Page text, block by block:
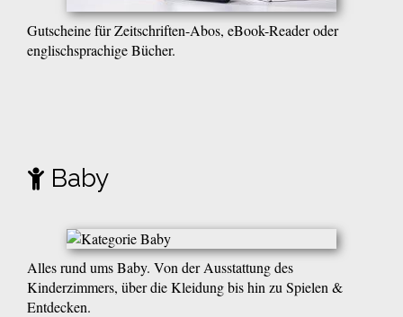
Gutscheine für Zeitschriften-Abos, eBook-Reader oder
englischsprachige Bücher.
Baby
Alles rund ums Baby. Von der Ausstattung des
Kinderzimmers, über die Kleidung bis hin zu Spielen &
Entdecken.